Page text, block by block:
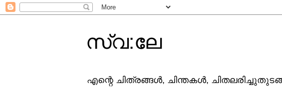
സ്വ:ലേ
എന്റെ ചിത്രങ്ങള്‍, ചിന്തകള്‍,